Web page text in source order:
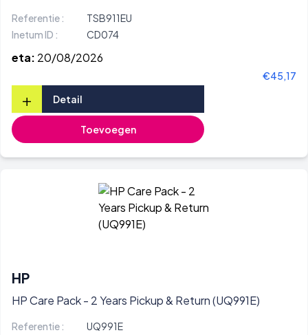
Referentie :
TSB911EU
Inetum ID :
CD074
eta: 20/08/2026
€45,17
+ Detail
Toevoegen
HP
HP Care Pack - 2 Years Pickup & Return (UQ991E)
Referentie :
UQ991E